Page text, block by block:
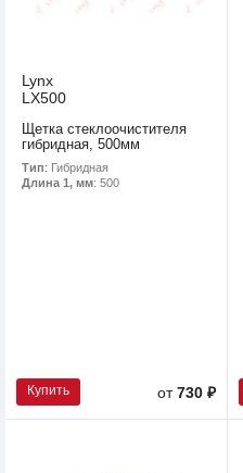
Lynx
LX500
Щетка стеклоочистителя
гибридная, 500мм
Тип: Гибридная
Длина 1, мм: 500
Купить от730 ₽